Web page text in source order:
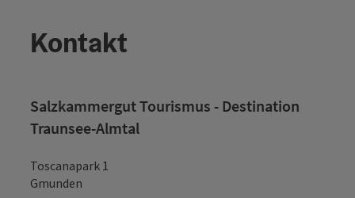
Kontakt
Salzkammergut Tourismus - Destination
Traunsee-Almtal
Toscanapark 1
Gmunden